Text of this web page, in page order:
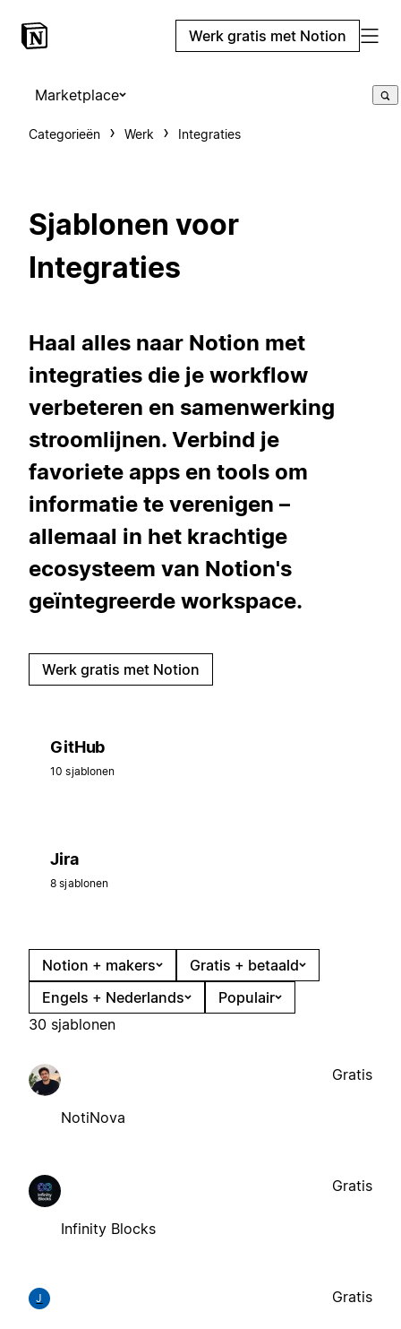
Werk gratis met Notion
Marketplace
Categorieën Werk Integraties
Sjablonen voor
Integraties
Haal alles naar Notion met
integraties die je workflow
verbeteren en samenwerking
stroomlijnen. Verbind je
favoriete apps en tools om
informatie te verenigen –
allemaal in het krachtige
ecosysteem van Notion's
geïntegreerde workspace.
Werk gratis met Notion
GitHub
10 sjablonen
Jira
8 sjablonen
Notion + makers
Gratis + betaald
Engels + Nederlands
Populair
30 sjablonen
NotiNova
Gratis
Infinity Blocks
Gratis
J Gratis